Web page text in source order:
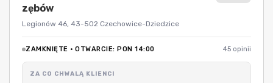
zębów
Legionów 46, 43-502 Czechowice-Dziedzice
ZAMKNIĘTE · OTWARCIE: PON 14:00 45 opinii
ZA CO CHWALĄ KLIENCI